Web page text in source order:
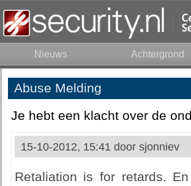
Nieuws Achtergrond
Abuse Melding
Je hebt een klacht over de
15-10-2012, 15:41 door sjonniev
Retaliation is for retards.